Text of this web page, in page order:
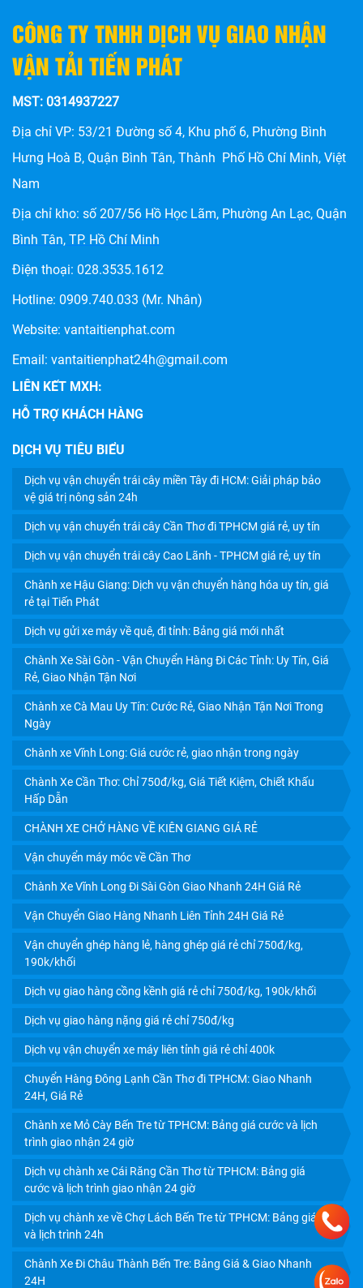
CHÀNH XE HẬU GIANG: DỊCH VỤ VẬN CHUYỂN HÀNG
HÓA UY TÍN, GIÁ RẺ TẠI TIẾN PHÁT
DỊCH VỤ GỬI XE MÁY VỀ QUÊ, ĐI TỈNH: BẢNG GIÁ MỚI
UY TÍN, GIÁ RẺ, GIAO NHẬN TẬN NƠI
CHÀNH XE CÀ MAU UY TÍN: CƯỚC RẺ, GIAO NHẬN TẬN
CÔNG TY TNHH DỊCH VỤ GIAO NHẬN
VẬN TẢI TIẾN PHÁT
MST: 0314937227
Địa chỉ VP: 53/21 Đường số 4, Khu phố 6, Phường Bình
Hưng Hoà B, Quận Bình Tân, Thành Phố Hồ Chí Minh, Việt
Nam
Địa chỉ kho: số207/56 Hồ Học Lãm, Phường An Lạc, Quận
Bình Tân, TP. Hồ Chí Minh
Điện thoại: 028.3535.1612
Hotline: 0909.740.033 (Mr. Nhân)
Website: vantaitienphat.com
Email: vantaitienphat24h@gmail.com
LIÊN KẾT MXH:
HỖ TRỢ KHÁCH HÀNG
DỊCH VỤ TIÊU BIỂU
Dịch vụ vận chuyển trái cây miền Tây đi HCM: Giải pháp bảo
vệ giá trị nông sản 24h
Dịch vụ vận chuyển trái cây Cần Thơ đi TPHCM giá rẻ, uy tín
Dịch vụ vận chuyển trái cây Cao Lãnh - TPHCM giá rẻ, uy tín
Chành xe Hậu Giang: Dịch vụ vận chuyển hàng hóa uy tín, giá
rẻ tại Tiến Phát
Dịch vụ gửi xe máy về quê, đi tỉnh: Bảng giá mới nhất
Chành Xe Sài Gòn - Vận Chuyển Hàng Đi Các Tỉnh: Uy Tín, Giá
Rẻ, Giao Nhận Tận Nơi
Chành xe Cà Mau Uy Tín: Cước Rẻ, Giao Nhận Tận Nơi Trong
Ngày
Chành xe Vĩnh Long: Giá cước rẻ, giao nhận trong ngày
Chành Xe Cần Thơ: Chỉ 750đ/kg, Giá Tiết Kiệm, Chiết Khấu
Hấp Dẫn
CHÀNH XE CHỞ HÀNG VỀ KIÊN GIANG GIÁ RẺ
Vận chuyển máy móc về Cần Thơ
Chành Xe Vĩnh Long Đi Sài Gòn Giao Nhanh 24H Giá Rẻ
Vận Chuyển Giao Hàng Nhanh Liên Tỉnh 24H Giá Rẻ
Vận chuyển ghép hàng lẻ, hàng ghép giá rẻ chỉ 750đ/kg,
190k/khối
Dịch vụ giao hàng cồng kềnh giá rẻ chỉ 750đ/kg, 190k/khối
Dịch vụ giao hàng nặng giá rẻ chỉ 750đ/kg
Dịch vụ vận chuyển xe máy liên tỉnh giá rẻ chỉ 400k
Chuyển Hàng Đông Lạnh Cần Thơ đi TPHCM: Giao Nhanh
24H, Giá Rẻ
Chành xe Mỏ Cày Bến Tre từ TPHCM: Bảng giá cước và lịch
trình giao nhận 24 giờ
Dịch vụ chành xe Cái Răng Cần Thơ từ TPHCM: Bảng giá
cước và lịch trình giao nhận 24 giờ
Dịch vụ chành xe về Chợ Lách Bến Tre từ TPHCM: Bảng giá
và lịch trình 24h
Chành Xe Đi Châu Thành Bến Tre: Bảng Giá & Giao Nhanh
24H